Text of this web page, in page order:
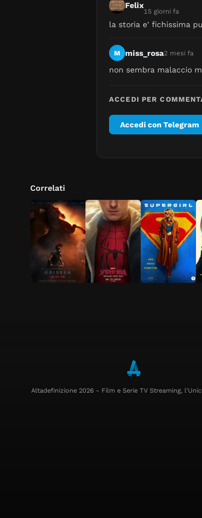
Felix
15 giorni fa
la storia e' fichissima
M miss_rosa2 mesi fa
non sembra malaccio
ACCEDI PER
Accedi con Telegram
Correlati
Altadefinizione 2026 - Film e Serie TV Streaming,